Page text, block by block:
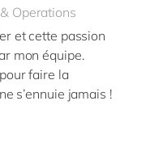
Operations
et cette passion
mon équipe.
faire la
s’ennuie jamais !